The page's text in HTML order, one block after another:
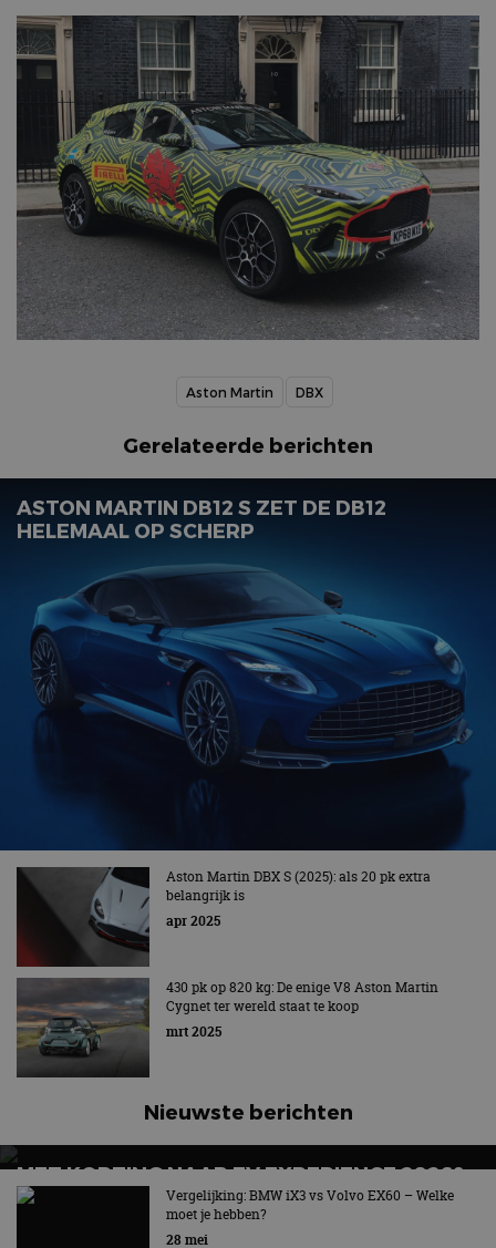
Aston Martin DBX
Gerelateerde berichten
ASTON MARTIN DB12 S ZET DE DB12
HELEMAAL OP SCHERP
Aston Martin DBX S (2025): als 20 pk extra
belangrijk is
apr 2025
430 pk op 820 kg: De enige V8 Aston Martin
Cygnet ter wereld staat te koop
mrt 2025
Nieuwste berichten
MET KORTING NAAR EV EXPERIENCE 2026?
AUTORAI REGELT HET!
EV Experience 2026 van 24 tot 26 september
Vergelijking: BMW iX3 vs Volvo EX60 – Welke
moet je hebben?
28 mei